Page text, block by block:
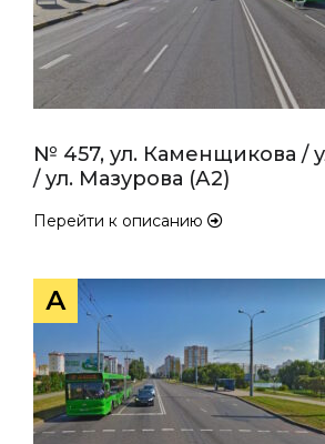
№ 457, ул. Каменщикова /
/ ул. Мазурова (А2)
Перейти к описанию
А